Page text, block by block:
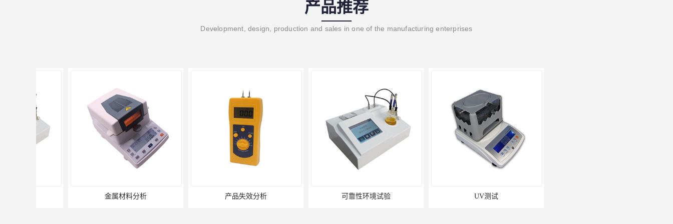
产品推荐
Development, design, production and sales in one of the manufacturing enterprises
金属材料分析 产品失效分析 可靠性环境试验